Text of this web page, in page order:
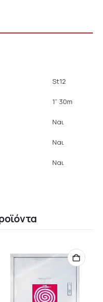
St12
1” 30m
Ναι
Ναι
Ναι